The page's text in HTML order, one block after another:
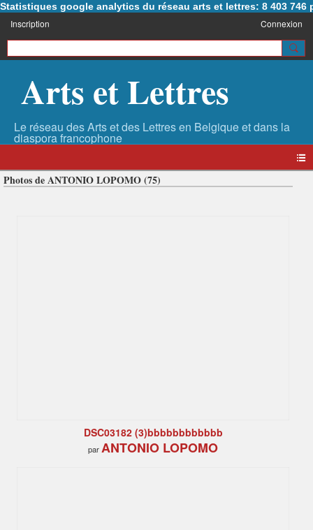
Statistiques google analytics du réseau arts et lettres: 8 403 746
Inscription Connexion
Arts et Lettres
Photos de ANTONIO LOPOMO (75)
DSC03182 (3)bbbbbbbbbbbb
parANTONIO LOPOMO